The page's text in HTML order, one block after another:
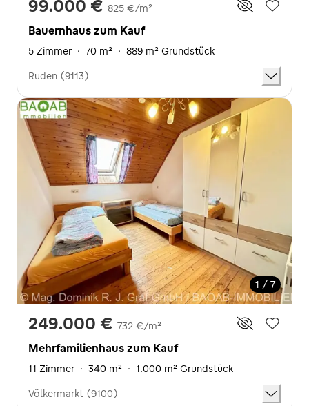
99.000 € 825 €/m²
Bauernhaus zum Kauf
5 Zimmer · 70 m² · 889 m² Grundstück
Ruden (9113)
1 / 7
249.000 € 732 €/m²
Mehrfamilienhaus zum Kauf
11 Zimmer · 340 m² · 1.000 m² Grundstück
Völkermarkt (9100)